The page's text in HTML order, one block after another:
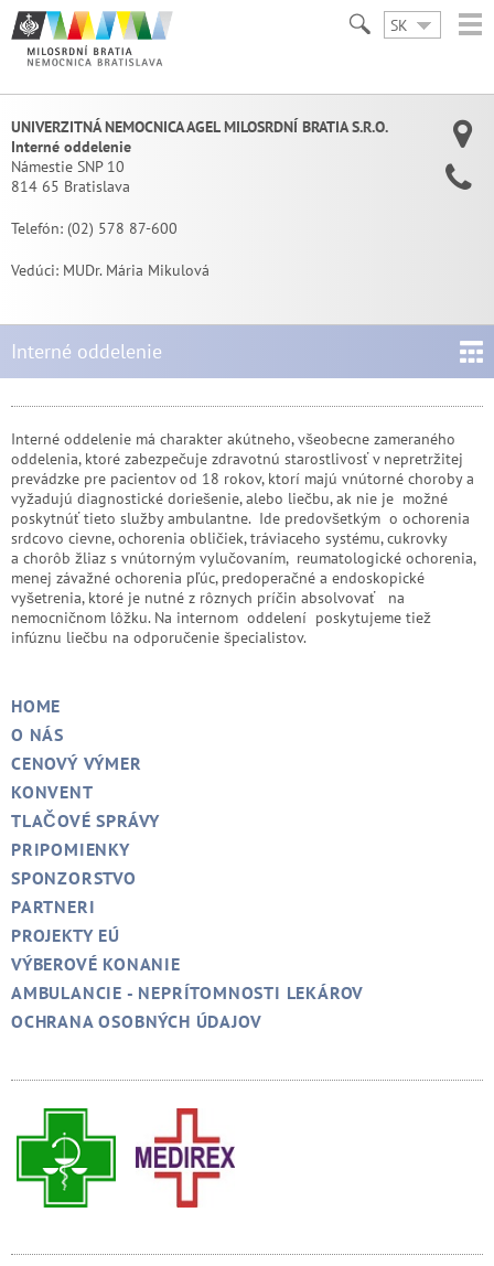
SK
UNIVERZITNÁ NEMOCNICA AGEL MILOSRDNÍ BRATIA S.R.O.
Interné oddelenie
Námestie SNP 10
814 65 Bratislava
Telefón: (02) 578 87-600
Vedúci: MUDr. Mária Mikulová
Interné oddelenie
Interné oddelenie má charakter akútneho, všeobecne zameraného
oddelenia, ktoré zabezpečuje zdravotnú starostlivosť v nepretržitej
prevádzke pre pacientov od 18 rokov, ktorí majú vnútorné choroby a
vyžadujú diagnostické doriešenie, alebo liečbu, ak nie je možné
poskytnúť tieto služby ambulantne. Ide predovšetkým o ochorenia
srdcovo cievne, ochorenia obličiek, tráviaceho systému, cukrovky
a chorôb žliaz s vnútorným vylučovaním, reumatologické ochorenia,
menej závažné ochorenia pľúc, predoperačné a endoskopické
vyšetrenia, ktoré je nutné z rôznych príčin absolvovať na
nemocničnom lôžku. Na internom oddelení poskytujeme tiež
infúznu liečbu na odporučenie špecialistov.
HOME
O NÁS
CENOVÝ VÝMER
KONVENT
TLAČOVÉ SPRÁVY
PRIPOMIENKY
SPONZORSTVO
PARTNERI
PROJEKTY EÚ
VÝBEROVÉ KONANIE
AMBULANCIE - NEPRÍTOMNOSTI LEKÁROV
OCHRANA OSOBNÝCH ÚDAJOV